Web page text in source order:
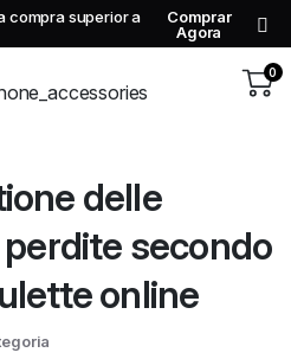
compra superior a
Comprar
Agora
0
delle
secondo
online